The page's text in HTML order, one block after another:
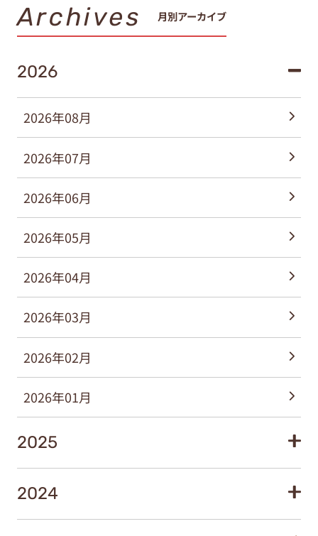
Archives 月別アーカイブ
2026
2026年08月
2026年07月
2026年06月
2026年05月
2026年04月
2026年03月
2026年02月
2026年01月
2025
2024